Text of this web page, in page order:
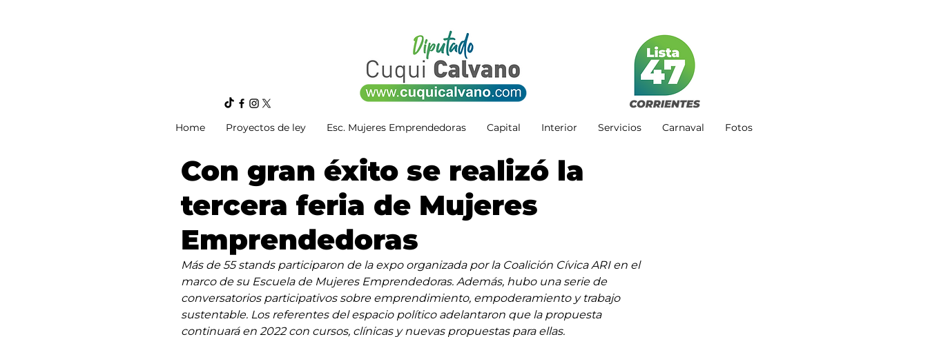
Home Proyectos de ley Esc. Mujeres Emprendedoras Capital Interior Servicios Carnaval Fotos
Con gran éxito se realizó la
tercera feria de Mujeres
Emprendedoras
Más de 55 stands participaron de la expo organizada por la Coalición Cívica ARI en el
marco de su Escuela de Mujeres Emprendedoras. Además, hubo una serie de
conversatorios participativos sobre emprendimiento, empoderamiento y trabajo
sustentable. Los referentes del espacio político adelantaron que la propuesta
continuará en 2022 con cursos, clínicas y nuevas propuestas para ellas.